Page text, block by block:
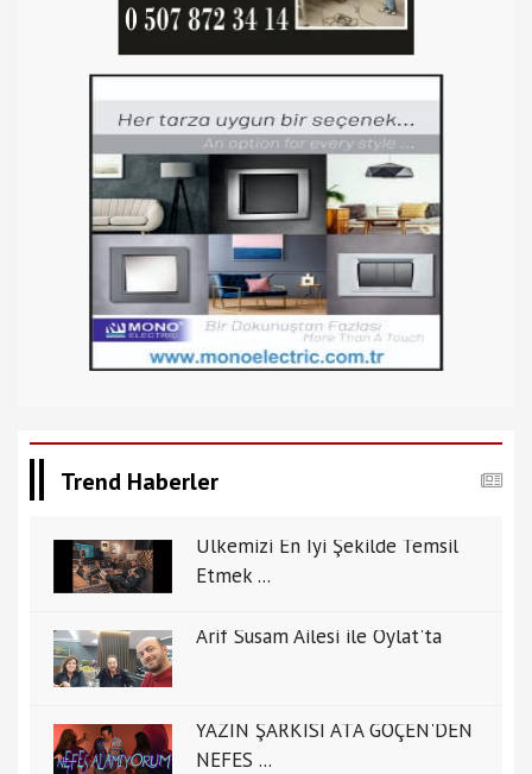
Trend Haberler
Ülkemizi En İyi Şekilde Temsil
Etmek ...
Arif Susam Ailesi ile Oylat'ta
YAZIN ŞARKISI ATA GÖÇEN'DEN
NEFES ...